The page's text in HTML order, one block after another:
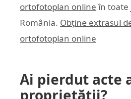
ortofotoplan online în toate
România. Obține extrasul
ortofotoplan online
Ai pierdut acte
proprietății?